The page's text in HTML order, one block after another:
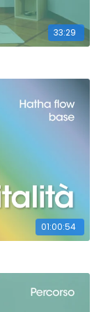
33:29
01:00:54